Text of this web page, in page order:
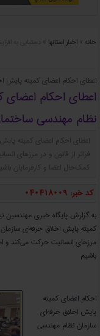
خانه »اخبار استانها
اعطای احکام اعضای کمیته پایش
اعطای احکام اعضای
نظام مهندسی
کد خبر: 040418009
به گزارش پایگاه خبری مهندسین
کمیته پایش اخلاق حرفه‌ای
مرزهای انسانیت حرکت می‌کند و
باشیم
احکام اعضای کمیته
پایش اخلاق حرفه‌ای
سازمان نظام مهندسی